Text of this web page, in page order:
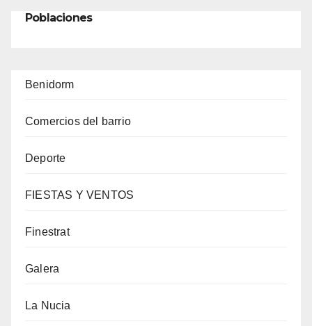
Poblaciones
Benidorm
Comercios del barrio
Deporte
FIESTAS Y VENTOS
Finestrat
Galera
La Nucia